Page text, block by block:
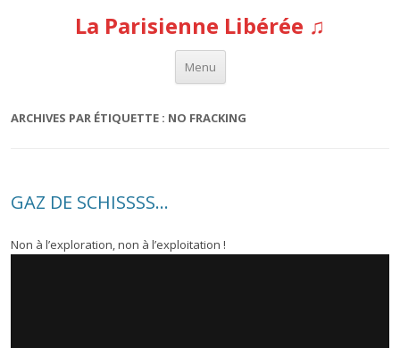
La Parisienne Libérée ♫
Menu
Aller au contenu
ARCHIVES PAR ÉTIQUETTE : NO FRACKING
GAZ DE SCHISSSS…
Non à l’exploration, non à l’exploitation !